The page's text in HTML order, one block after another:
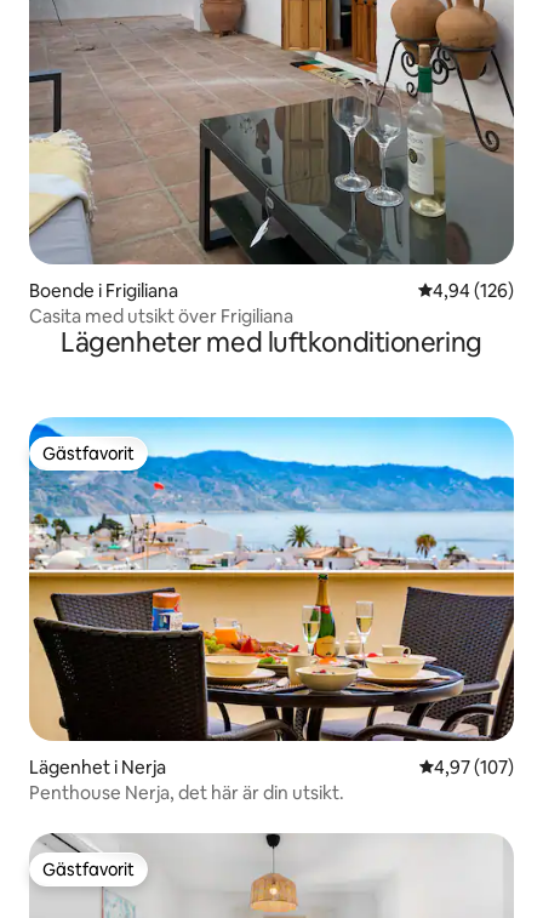
Boende i Frigiliana 4,94 av 5 i
4,94 (126)
Casita med utsikt över Frigiliana
Lägenheter med luftkonditionering
Gästfavorit
Gästfavorit
Lägenhet i Nerja 4,97 av 5 i
4,97 (107)
Penthouse Nerja, det här är din utsikt.
Gästfavorit
Gästfavorit